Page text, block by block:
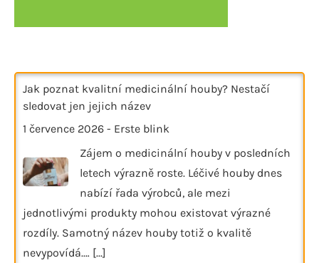
Jak poznat kvalitní medicinální houby? Nestačí
sledovat jen jejich název
1 července 2026 - Erste blink
Zájem o medicinální houby v posledních
letech výrazně roste. Léčivé houby dnes
nabízí řada výrobců, ale mezi
jednotlivými produkty mohou existovat výrazné
rozdíly. Samotný název houby totiž o kvalitě
nevypovídá.… [...]